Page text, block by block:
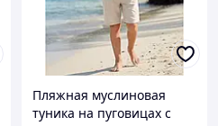
Пляжная муслиновая
туника на пуговицах с